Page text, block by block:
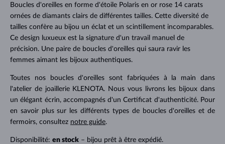
Boucles d'oreilles en forme d'étoile Polaris en or rose 14 carats
ornées de diamants clairs de différentes tailles. Cette diversité de
tailles confère au bijou un éclat et un scintillement incomparables.
Ce design luxueux est la signature d'un travail manuel de
précision. Une paire de boucles d'oreilles qui saura ravir les
femmes aimant les bijoux authentiques.
Toutes nos boucles d'oreilles sont fabriquées à la main dans
l'atelier de joaillerie KLENOTA. Nous vous livrons les bijoux dans
un élégant écrin, accompagnés d'un Certificat d'authenticité. Pour
en savoir plus sur les différents types de boucles d'oreilles et de
fermoirs, consultez notre guide.
Disponibilité: en stock– bijou prêt à être expédié.